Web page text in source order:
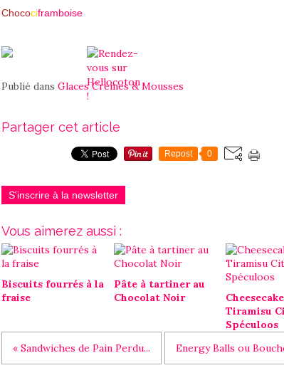
Chocociframboise
Publié dans Glaces Crèmes & Mousses
Partager cet article
Repost 0
S'inscrire à la newsletter
Vous aimerez aussi :
Biscuits fourrés à la
fraise
Pâte à tartiner au
Chocolat Noir
Tiramisu
Spéculoos
« Sandwiches de Pain Perdu... Energy Balls ou